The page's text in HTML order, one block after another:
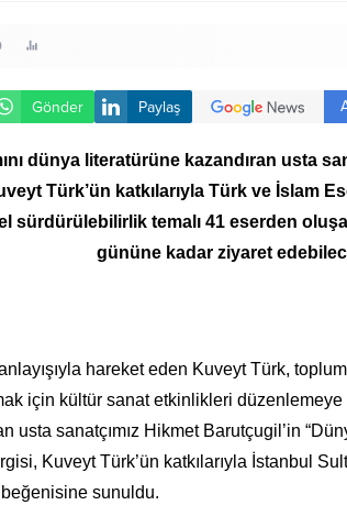
Gönder Paylaş
dünya literatürüne kazandıran usta
Türk’ün katkılarıyla Türk ve İslam
sürdürülebilirlik temalı 41 eserden
gününe kadar ziyaret
hareket eden Kuveyt Türk,
için kültür sanat etkinlikleri düzenlemeye
usta sanatçımız Hikmet Barutçugil’in
Kuveyt Türk’ün katkılarıyla İstanbul
sunuldu.